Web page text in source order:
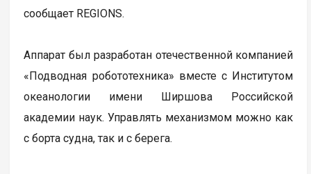
сообщает REGIONS.
Аппарат был разработан отечественной компанией
«Подводная робототехника» вместе с Институтом
океанологии имени Ширшова Российской
академии наук. Управлять механизмом можно как
с борта судна, так и с берега.